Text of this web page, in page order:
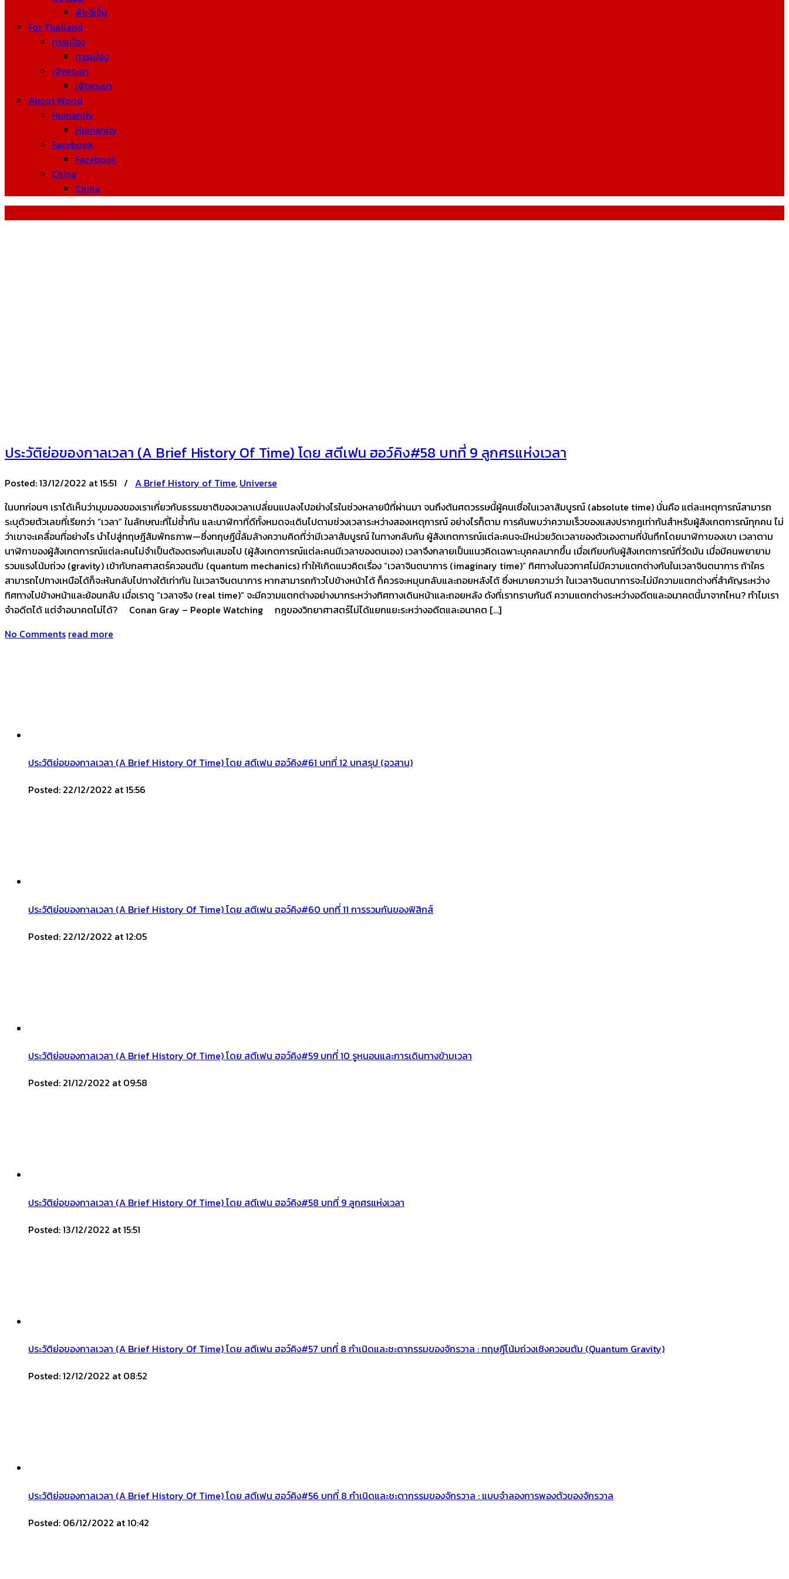
พืชจีเอ็ม
For Thailand
การเมือง
การเมือง
เจ้าพระยา
เจ้าพระยา
About World
Humanity
Humanity
Facebook
Facebook
China
China
ประวัติย่อของกาลเวลา (A Brief History Of Time) โดย สตีเฟน ฮอว์คิง#58 บทที่ 9 ลูกศรแห่งเวลา
Posted:13/12/2022 at 15:51 / A Brief History of Time, Universe
ในบทก่อนๆ เราได้เห็นว่ามุมมองของเราเกี่ยวกับธรรมชาติของเวลาเปลี่ยนแปลงไปอย่างไรในช่วงหลายปีที่ผ่านมา จนถึงต้นศตวรรษนี้ผู้คนเชื่อในเวลาสัมบูรณ์ (absolute time) นั่นคือ แต่ละเหตุการณ์สามารถ
ระบุด้วยตัวเลขที่เรียกว่า “เวลา” ในลักษณะที่ไม่ซ้ำกัน และนาฬิกาที่ดีทั้งหมดจะเดินไปตามช่วงเวลาระหว่างสองเหตุการณ์ อย่างไรก็ตาม การค้นพบว่าความเร็วของแสงปรากฏเท่ากันสำหรับผู้สังเกตการณ์ทุกคน ไม่
ว่าเขาจะเคลื่อนที่อย่างไร นำไปสู่ทฤษฎีสัมพัทธภาพ—ซึ่งทฤษฎีนี้ล้มล้างความคิดที่ว่ามีเวลาสัมบูรณ์ ในทางกลับกัน ผู้สังเกตการณ์แต่ละคนจะมีหน่วยวัดเวลาของตัวเองตามที่บันทึกโดยนาฬิกาของเขา เวลาตาม
นาฬิกาของผู้สังเกตการณ์แต่ละคนไม่จำเป็นต้องตรงกันเสมอไป (ผู้สังเกตการณ์แต่ละคนมีเวลาของตนเอง) เวลาจึงกลายเป็นแนวคิดเฉพาะบุคคลมากขึ้น เมื่อเทียบกับผู้สังเกตการณ์ที่วัดมัน เมื่อมีคนพยายาม
รวมแรงโน้มถ่วง (gravity) เข้ากับกลศาสตร์ควอนตัม (quantum mechanics) ทำให้เกิดแนวคิดเรื่อง “เวลาจินตนาการ (imaginary time)” ทิศทางในอวกาศไม่มีความแตกต่างกันในเวลาจินตนาการ ถ้าใคร
สามารถไปทางเหนือได้ก็จะหันกลับไปทางใต้เท่ากัน ในเวลาจินตนาการ หากสามารถก้าวไปข้างหน้าได้ ก็ควรจะหมุนกลับและถอยหลังได้ ซึ่งหมายความว่า ในเวลาจินตนาการจะไม่มีความแตกต่างที่สำคัญระหว่าง
ทิศทางไปข้างหน้าและย้อนกลับ เมื่อเราดู “เวลาจริง (real time)” จะมีความแตกต่างอย่างมากระหว่างทิศทางเดินหน้าและถอยหลัง ดังที่เราทราบกันดี ความแตกต่างระหว่างอดีตและอนาคตนี้มาจากไหน? ทำไมเรา
จำอดีตได้ แต่จำอนาคตไม่ได้? Conan Gray – People Watching กฎของวิทยาศาสตร์ไม่ได้แยกแยะระหว่างอดีตและอนาคต […]
No Comments read more
ประวัติย่อของกาลเวลา (A Brief History Of Time) โดย สตีเฟน ฮอว์คิง#61 บทที่ 12 บทสรุป (อวสาน)
Posted: 22/12/2022 at 15:56
ประวัติย่อของกาลเวลา (A Brief History Of Time) โดย สตีเฟน ฮอว์คิง#60 บทที่ 11 การรวมกันของฟิสิกส์
Posted: 22/12/2022 at 12:05
ประวัติย่อของกาลเวลา (A Brief History Of Time) โดย สตีเฟน ฮอว์คิง#59 บทที่ 10 รูหนอนและการเดินทางข้ามเวลา
Posted: 21/12/2022 at 09:58
ประวัติย่อของกาลเวลา (A Brief History Of Time) โดย สตีเฟน ฮอว์คิง#58 บทที่ 9 ลูกศรแห่งเวลา
Posted: 13/12/2022 at 15:51
ประวัติย่อของกาลเวลา (A Brief History Of Time) โดย สตีเฟน ฮอว์คิง#57 บทที่ 8 กำเนิดและชะตากรรมของจักรวาล : ทฤษฎีโน้มถ่วงเชิงควอนตัม (Quantum Gravity)
Posted: 12/12/2022 at 08:52
ประวัติย่อของกาลเวลา (A Brief History Of Time) โดย สตีเฟน ฮอว์คิง#56 บทที่ 8 กำเนิดและชะตากรรมของจักรวาล : แบบจำลองการพองตัวของจักรวาล
Posted: 06/12/2022 at 10:42